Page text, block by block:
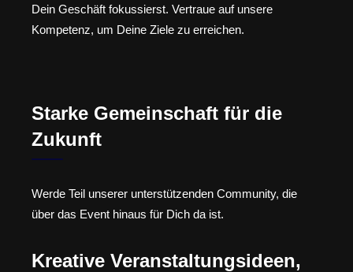
Dein Geschäft fokussierst. Vertraue auf unsere
Kompetenz, um Deine Ziele zu erreichen.
Starke Gemeinschaft für die
Zukunft
Werde Teil unserer unterstützenden Community, die
über das Event hinaus für Dich da ist.
Kreative Veranstaltungsideen,